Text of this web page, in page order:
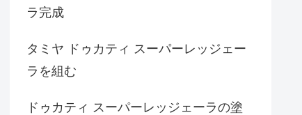
ラ完成
タミヤ ドゥカティ スーパーレッジェー
ラを組む
ドゥカティ スーパーレッジェーラの塗